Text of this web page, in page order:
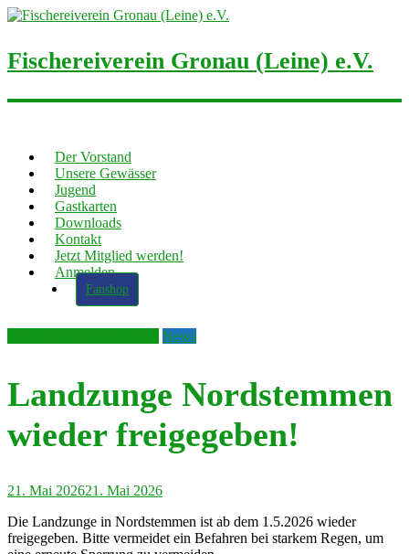
Fischereiverein Gronau (Leine) e.V.
Der Vorstand
Unsere Gewässer
Jugend
Gastkarten
Downloads
Kontakt
Jetzt Mitglied werden!
Anmelden
Fanshop
News
Landzunge Nordstemmen
wieder freigegeben!
21. Mai 202621. Mai 2026
Die Landzunge in Nordstemmen ist ab dem 1.5.2026 wieder
freigegeben. Bitte vermeidet ein Befahren bei starkem Regen, um